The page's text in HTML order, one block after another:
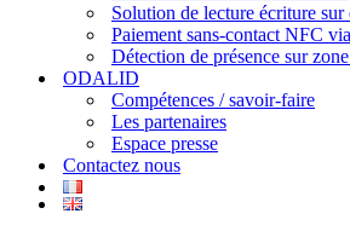
Solution de lecture écriture sur
Paiement sans-contact NFC
Détection de présence sur
ODALID
Compétences / savoir-faire
Les partenaires
Espace presse
Contactez nous